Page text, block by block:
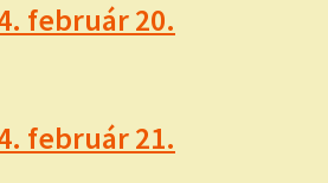
február 20.
február 21.